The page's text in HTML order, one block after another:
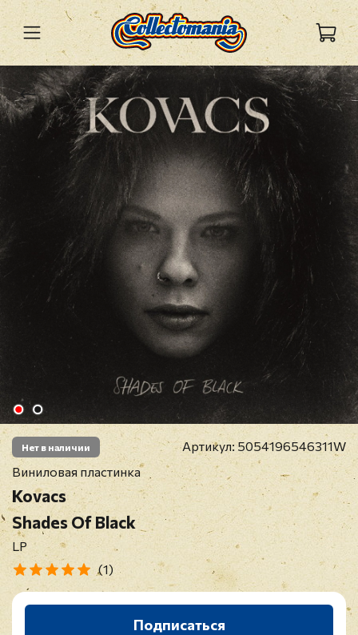
Нет в наличии Артикул: 5054196546311W
Виниловая пластинка
Kovacs
Shades Of Black
LP
(1)
Подписаться